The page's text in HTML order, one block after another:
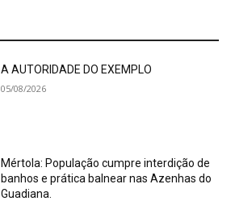
A AUTORIDADE DO EXEMPLO
05/08/2026
Mértola: População cumpre interdição de
banhos e prática balnear nas Azenhas do
Guadiana.